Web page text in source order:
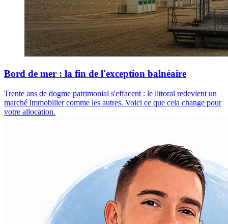
Bord de mer : la fin de l'exception balnéaire
Trente ans de dogme patrimonial s'effacent : le littoral redevient un
marché immobilier comme les autres. Voici ce que cela change pour
votre allocation.